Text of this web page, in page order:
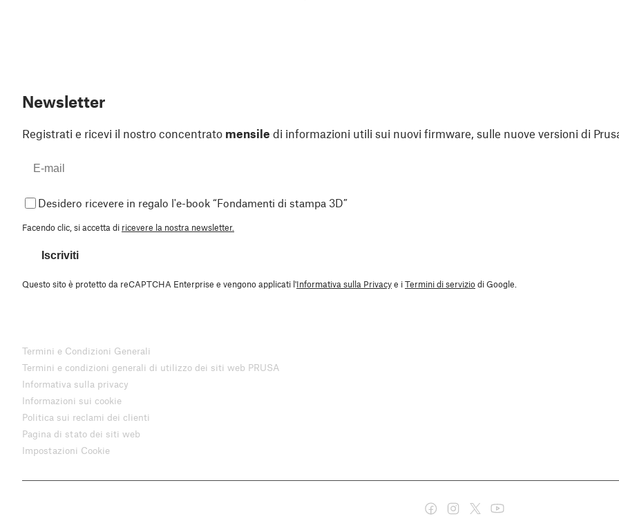
Newsletter
Registrati e ricevi il nostro concentrato mensile di informazioni utili sui nuovi firmware, sulle nuove versioni di
Desidero ricevere in regalo l'e-book “Fondamenti di stampa 3D”
Facendo clic, si accetta di ricevere la nostra newsletter.
Iscriviti
Questo sito è protetto da reCAPTCHA Enterprise e vengono applicati l'Informativa sulla Privacye iTermini di serviziodi Google.
Termini e Condizioni Generali
Termini e condizioni generali di utilizzo dei siti web PRUSA
Informativa sulla privacy
Informazioni sui cookie
Politica sui reclami dei clienti
Pagina di stato dei siti web
Impostazioni Cookie